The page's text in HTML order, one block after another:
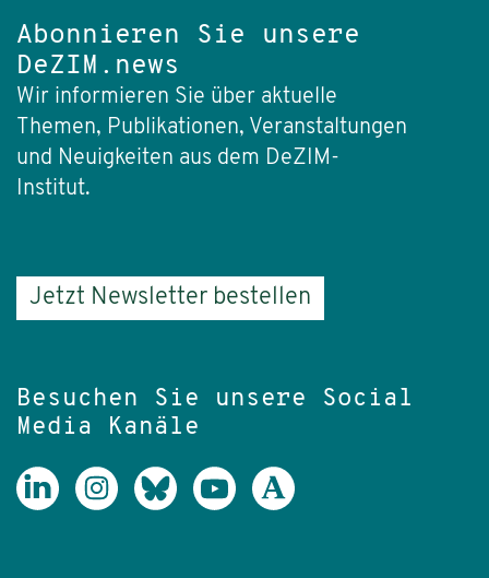
Abonnieren Sie unsere
DeZIM.news
Wir informieren Sie über aktuelle
Themen, Publikationen, Veranstaltungen
und Neuigkeiten aus dem DeZIM-
Institut.
Jetzt Newsletter bestellen
Besuchen Sie unsere Social
Media Kanäle